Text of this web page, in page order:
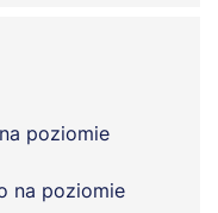
poziomie
na poziomie